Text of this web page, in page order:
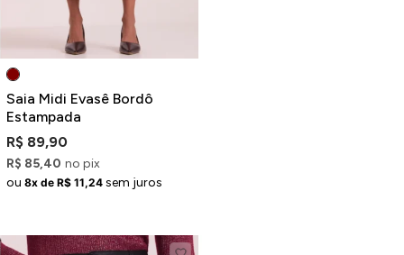
Saia Midi Evasê Bordô
Estampada
R$ 89,90
R$ 85,40 no pix
ou 8x de R$ 11,24 sem juros